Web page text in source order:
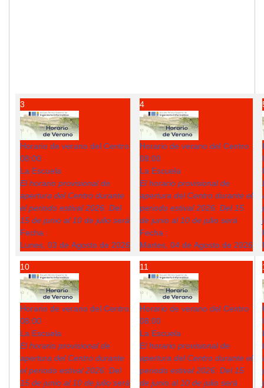
3
Horario de verano del Centro
08:00
La Escuela
El horario provisional de
apertura del Centro durante
el periodo estival 2026: Del
15 de junio al 10 de julio será
Fecha :
Lunes, 03 de Agosto de 2026
4
Horario de verano del Centro
08:00
La Escuela
El horario provisional de
apertura del Centro durante el
periodo estival 2026: Del 15
de junio al 10 de julio será
Fecha :
Martes, 04 de Agosto de 2026
10
Horario de verano del Centro
08:00
La Escuela
El horario provisional de
apertura del Centro durante
el periodo estival 2026: Del
15 de junio al 10 de julio será
11
Horario de verano del Centro
08:00
La Escuela
El horario provisional de
apertura del Centro durante el
periodo estival 2026: Del 15
de junio al 10 de julio será